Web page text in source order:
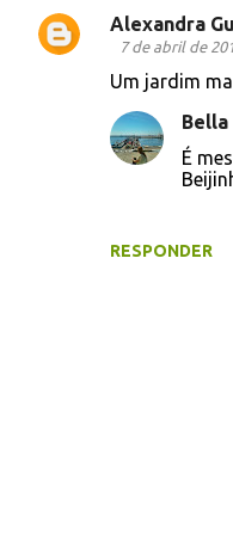
o
Alexandra
7 de abril de
Um jardim
RESPONDER
Bella
É